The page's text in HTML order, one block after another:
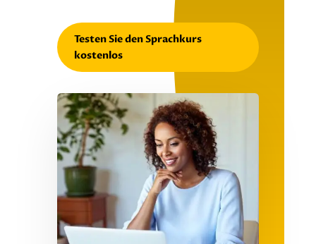
Testen Sie den Sprachkurs
kostenlos